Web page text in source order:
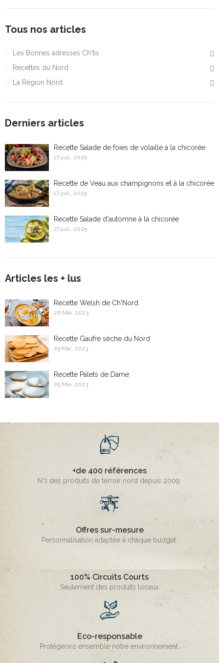
Tous nos articles
Les Bonnes adresses Ch'tis
Recettes du Nord
La Région Nord
Derniers articles
Recette Salade de foies de volaille à la chicorée
17 juil., 2025
Recette de Veau aux champignons et à la chicorée
17 juil., 2025
Recette Salade d'automne à la chicorée
17 juil., 2025
Articles les + lus
Recette Welsh de Ch'Nord
26 Mai, 2023
Recette Gaufre sèche du Nord
25 Mai, 2023
Recette Palets de Dame
25 Mai, 2023
+de 400 références
N°1 des produits de terroir nord depuis 2009.
Offres sur-mesure
Personnalisation adaptée à chaque budget.
100% Circuits Courts
Seulement des produits locaux
Eco-responsable
Protégeons ensemble notre environnement.